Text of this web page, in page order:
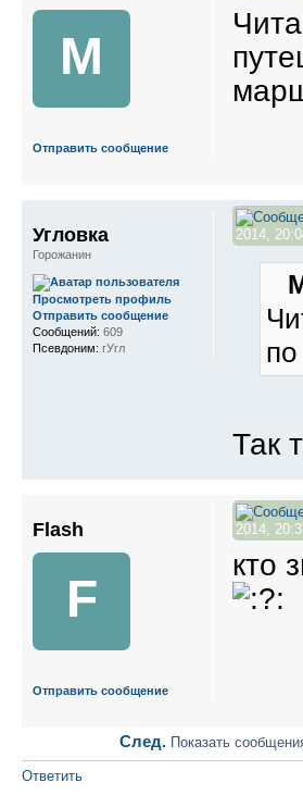
М
Отправить сообщение
2014,
Так
Угловка
Горожанин
Просмотреть профиль
Отправить сообщение
Сообщений: 609
Псевдоним: гУгл
2014,
кто
Flash
F
Отправить сообщение
След. Показать
Ответить